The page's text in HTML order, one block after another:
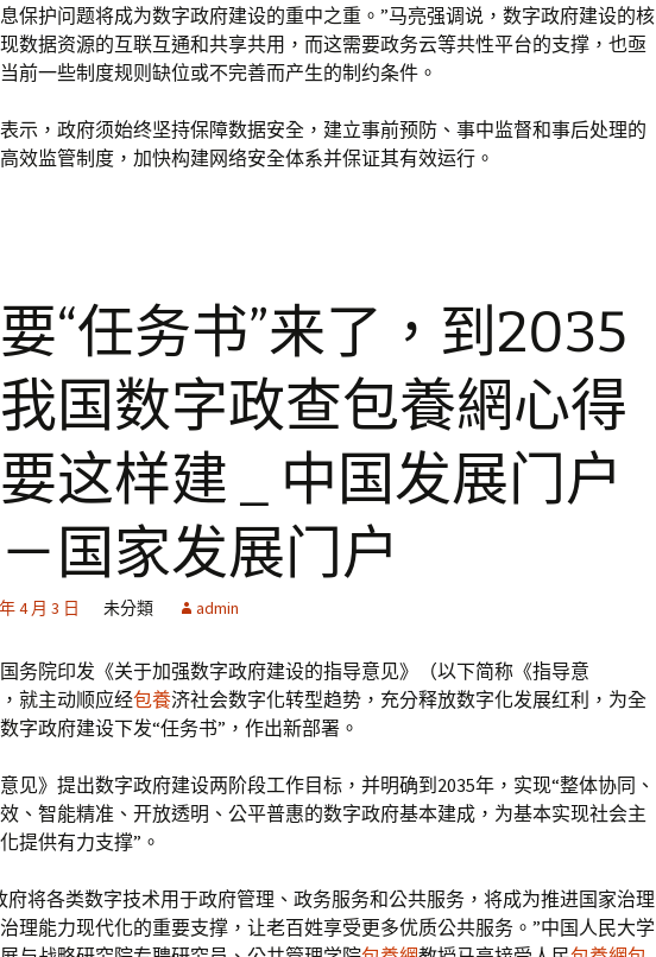
保护问题将成为数字政府建设的重中之重。”马亮强调说，数字政府建设的核
数据资源的互联互通和共享共用，而这需要政务云等共性平台的支撑，也亟
前一些制度规则缺位或不完善而产生的制约条件。
示，政府须始终坚持保障数据安全，建立事前预防、事中监督和事后处理的
效监管制度，加快构建网络安全体系并保证其有效运行。
“任务书”来了，到2035
国数字政查包養網心得
这样建 _ 中国发展门户
国家发展门户
4 月 3 日 未分類 admin
务院印发《关于加强数字政府建设的指导意见》（以下简称《指导意
就主动顺应经包養济社会数字化转型趋势，充分释放数字化发展红利，为全
字政府建设下发“任务书”，作出新部署。
意见》提出数字政府建设两阶段工作目标，并明确到2035年，实现“整体协同、
、智能精准、开放透明、公平普惠的数字政府基本建成，为基本实现社会主
提供有力支撑”。
府将各类数字技术用于政府管理、政务服务和公共服务，将成为推进国家治理
理能力现代化的重要支撑，让老百姓享受更多优质公共服务。”中国人民大学